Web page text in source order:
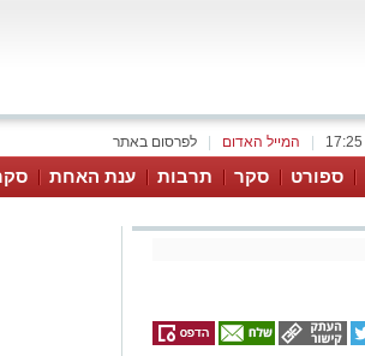
לפרסום באתר המייל האדום
ספורט סקר תרבות ענת האחת